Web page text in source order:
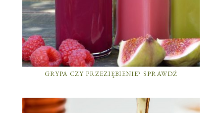
GRYPA CZY PRZEZIĘBIENIE? SPRAWDŹ